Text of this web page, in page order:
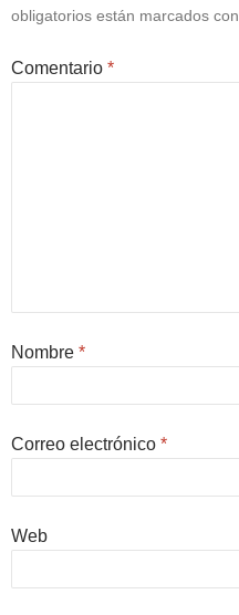
obligatorios están marcados con
Comentario *
Nombre *
Correo electrónico *
Web